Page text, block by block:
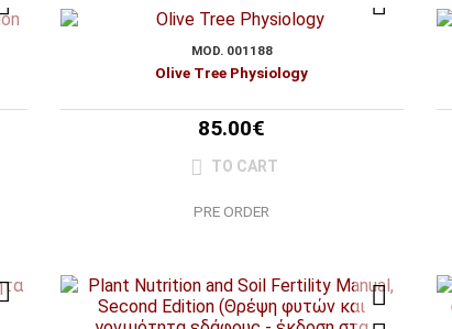
MOD. 001188
Olive Tree Physiology
85.00€
TO CART
PRE ORDER